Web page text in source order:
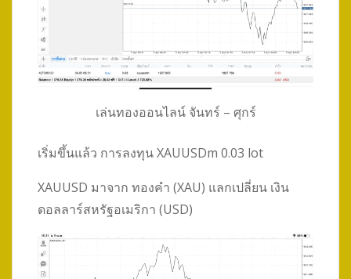
เล่นทองออนไลน์ จันทร์ – ศุกร์
เริ่มขึ้นแล้ว การลงทุน XAUUSDm 0.03 lot
XAUUSD มาจาก ทองคำ (XAU) แลกเปลี่ยน เงิน
ดอลลาร์สหรัฐอเมริกา (USD)